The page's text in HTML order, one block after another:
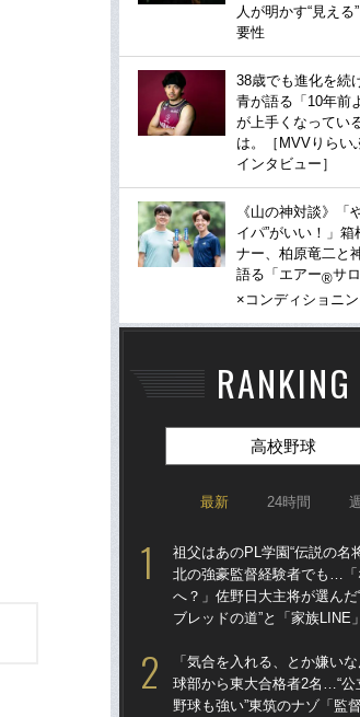
人が明かす“見える
要性
38歳でも進化を続
青が語る「10年前
が上手くなってい
は。［MVVりらい
インタビュー］
《山の神対談》「
イパ”がいい！」箱
ナー、柏原竜二と
語る「エアー®サ
×コンディショニ
RANKING
高校野球
最新 24時間
祖父はあのPL学園“伝説の名
北の強豪監督経験者でも…「
へ？」佐野日大主将が選んだ
ブレッドの道”と「家族LINE
「気合を入れる、とか嫌い
球部から東大合格者2名…“公
野球も強い”東筑のナゾ「監